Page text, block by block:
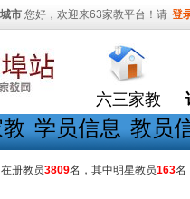
市 您好，欢迎来63家教平台！请 登
六三家教
学员信息 教员
册教员3809名，其中明星教员163名